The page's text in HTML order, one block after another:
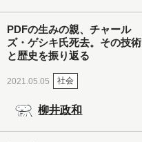
PDFの生みの親、チャール
ズ・ゲシキ氏死去。その技術
と歴史を振り返る
2021.05.05 社会
柳井政和